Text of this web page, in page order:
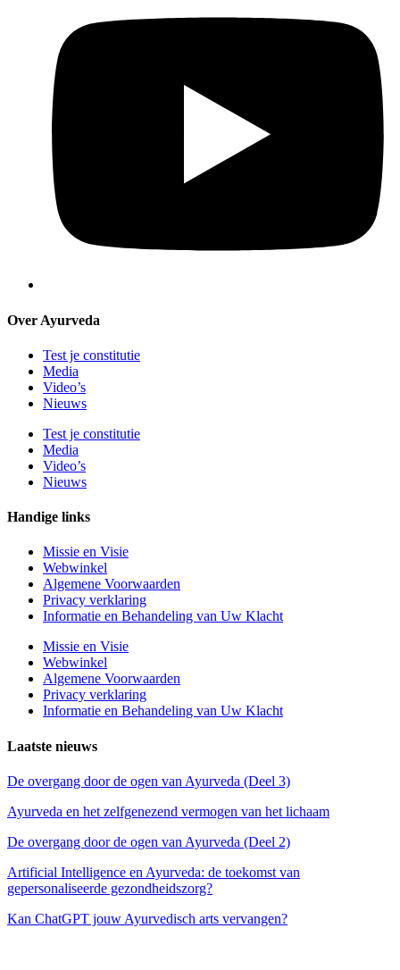
Over Ayurveda
Test je constitutie
Media
Video’s
Nieuws
Test je constitutie
Media
Video’s
Nieuws
Handige links
Missie en Visie
Webwinkel
Algemene Voorwaarden
Privacy verklaring
Informatie en Behandeling van Uw Klacht
Missie en Visie
Webwinkel
Algemene Voorwaarden
Privacy verklaring
Informatie en Behandeling van Uw Klacht
Laatste nieuws
De overgang door de ogen van Ayurveda (Deel 3)
Ayurveda en het zelfgenezend vermogen van het lichaam
De overgang door de ogen van Ayurveda (Deel 2)
Artificial Intelligence en Ayurveda: de toekomst van
gepersonaliseerde gezondheidszorg?
Kan ChatGPT jouw Ayurvedisch arts vervangen?